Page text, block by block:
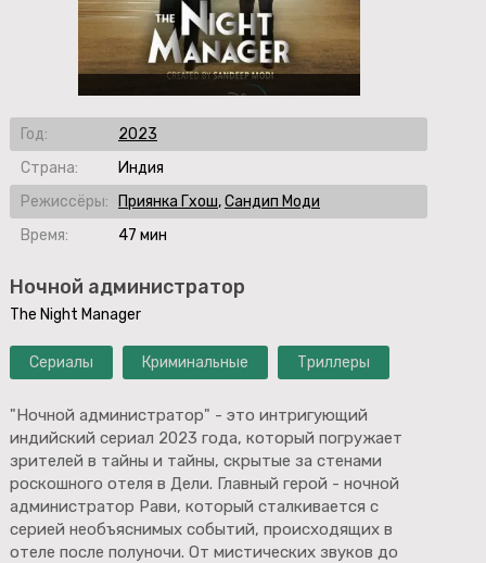
Ночной администратор
The Night Manager
Сериалы Криминальные Триллеры
"Ночной администратор" - это интригующий
индийский сериал 2023 года, который погружает
зрителей в тайны и тайны, скрытые за стенами
роскошного отеля в Дели. Главный герой - ночной
администратор Рави, который сталкивается с
серией необъяснимых событий, происходящих в
отеле после полуночи. От мистических звуков до
Год:
2023
Страна:
Индия
Режиссёры:
Приянка Гхош,Сандип Моди
Время:
47 мин